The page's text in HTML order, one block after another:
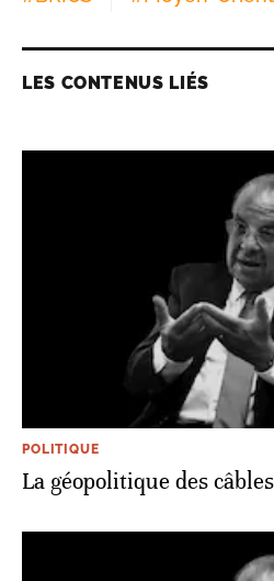
LES CONTENUS LIÉS
POLITIQUE
La géopolitique des